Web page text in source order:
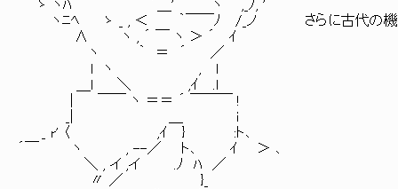
ゝ ヽﾊ ´＿' ヽ ,_ﾉ, '
ヽﾆﾍ ゝ _ , ＜ ｀￣￣ﾉ /_ノ さらに古代の機械騎士
∧ ヽ , ´ ￣ ヽ ＞ ´ ｲ
ヽ ｀ ＝ ´ ／
l ヽ , l
＿l ＼ ,ｲ .l
| ￣￣ ヽ ＝＝ ´ ￣￣￣ !
_| ＿ i
_ r' 〈 ,ｲ } :ト､
´￣ ヽ , --／ ト､ ｲ ＞ ､
＼ , イ ,イ .ﾉ ﾊ ／
〃 ／ }_